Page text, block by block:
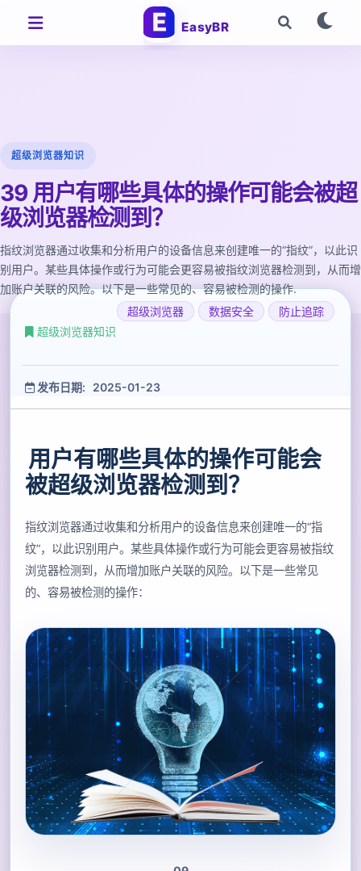
EasyBR
超级浏览器知识
39 用户有哪些具体的操作可能会被超
级浏览器检测到？
指纹浏览器通过收集和分析用户的设备信息来创建唯一的“指纹”，以此识
别用户。某些具体操作或行为可能会更容易被指纹浏览器检测到，从而增
加账户关联的风险。以下是一些常见的、容易被检测的操作.
超级浏览器
数据安全
防止追踪
超级浏览器知识
发布日期: 2025-01-23
用户有哪些具体的操作可能会
被超级浏览器检测到？
指纹浏览器通过收集和分析用户的设备信息来创建唯一的“指
纹”，以此识别用户。某些具体操作或行为可能会更容易被指纹
浏览器检测到，从而增加账户关联的风险。以下是一些常见
的、容易被检测的操作：